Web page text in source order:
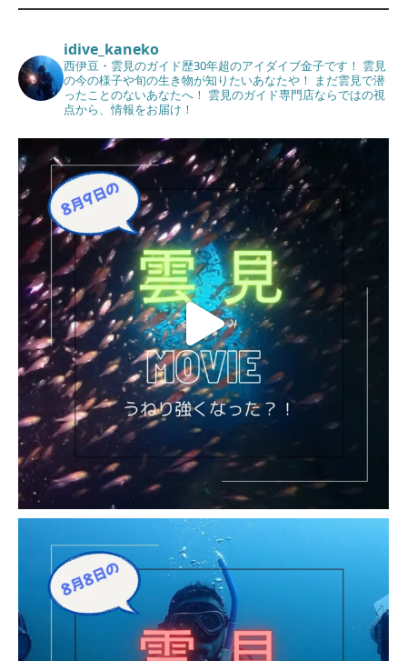
idive_kaneko
西伊豆・雲見のガイド歴30年超のアイダイブ金子です！ 雲見
の今の様子や旬の生き物が知りたいあなたや！
まだ雲見で潜
ったことのないあなたへ！ 雲見のガイド専門店ならではの視
点から、情報をお届け！